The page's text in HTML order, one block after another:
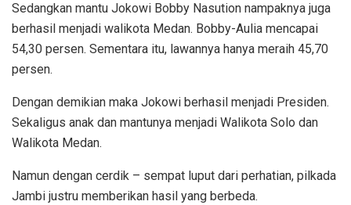
Sedangkan mantu Jokowi Bobby Nasution nampaknya juga
berhasil menjadi walikota Medan. Bobby-Aulia mencapai
54,30 persen. Sementara itu, lawannya hanya meraih 45,70
persen.
Dengan demikian maka Jokowi berhasil menjadi Presiden.
Sekaligus anak dan mantunya menjadi Walikota Solo dan
Walikota Medan.
Namun dengan cerdik – sempat luput dari perhatian, pilkada
Jambi justru memberikan hasil yang berbeda.